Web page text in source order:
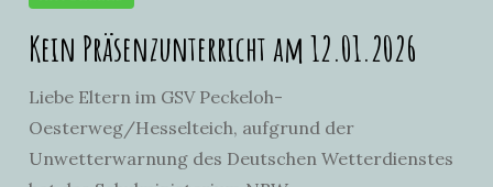
Kein Präsenzunterricht am 12.01.2026
Liebe Eltern im GSV Peckeloh-
Oesterweg/Hesselteich, aufgrund der
Unwetterwarnung des Deutschen Wetterdienstes